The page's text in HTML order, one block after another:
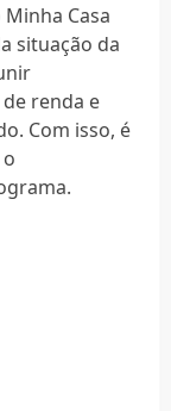
Casa
situação da
renda e
Com isso, é